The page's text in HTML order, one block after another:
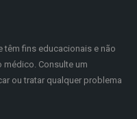
fins educacionais e não
Consulte um
ou tratar qualquer problema